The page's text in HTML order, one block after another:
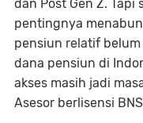
dan Post Gen Z. Tapi
pentingnya
pensiun relatif
dana pensiun di
akses masih jadi
Asesor berlisensi